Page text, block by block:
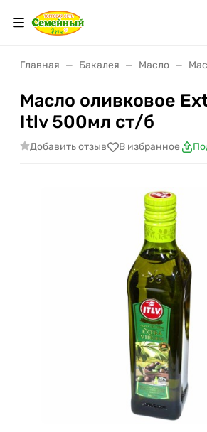
Главная Бакалея Масло
Масло оливковое
Itlv 500мл ст/б
Добавить отзыв В избранное